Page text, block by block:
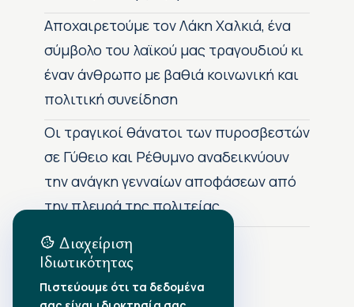
Αποχαιρετούμε τον Λάκη Χαλκιά, ένα
σύμβολο του λαϊκού μας τραγουδιού κι
έναν άνθρωπο με βαθιά κοινωνική και
πολιτική συνείδηση
Οι τραγικοί θάνατοι των πυροσβεστών
σε Γύθειο και Ρέθυμνο αναδεικνύουν
την ανάγκη γενναίων αποφάσεων από
την πλευρά της πολιτείας
Αρχείο Δημοσιεύσεων
Διαχείριση
Ιδιωτικότητας
Πιστεύουμε ότι τα δεδομένα